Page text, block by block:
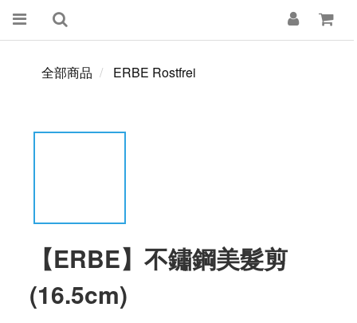
全部商品 ERBE Rostfrei
【ERBE】不鏽鋼美髮剪
(16.5cm)